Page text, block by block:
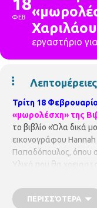
ΦΕΒ
εργαστήριο
Τρίτη 18
«μωρολέσχη» της
το βιβλίο «Όλα δικά
εικονογράφου
Παπαδόπουλος, όπου
Υλικά που θα
παιδιά Για παιδιά
βιβλιοθηκονόμοΆννα
ΠΕΡΙΣΣΌΤΕΡΑ